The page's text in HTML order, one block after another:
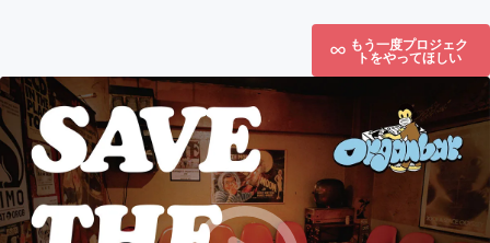
もう一度プロジェク
トをやってほしい